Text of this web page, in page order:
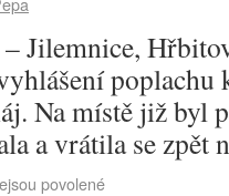
Jilemnice,
poplachu
Na místě již byl
a vrátila se zpět
povolené